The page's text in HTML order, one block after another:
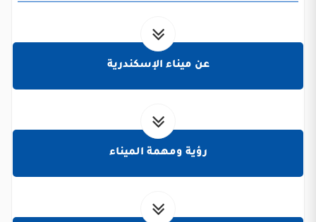
عن ميناء الإسكندرية
رؤية ومهمة الميناء